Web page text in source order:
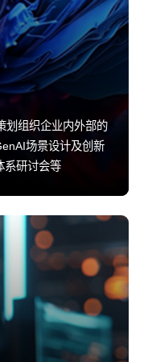
组织企业内外部的
场景设计及创新
研讨会等